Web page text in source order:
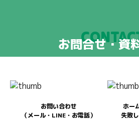
お問合せ・資
お問い合わせ
（メール・LINE・お電話）
ホー
失敗